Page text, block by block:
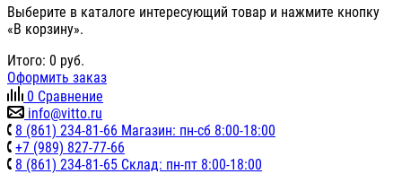
Выберите в каталоге интересующий товар и нажмите кнопку
«В корзину».
Итого: 0 руб.
Оформить заказ
0 Сравнение
info@vitto.ru
8 (861) 234-81-66 Магазин: пн-сб 8:00-18:00
+7 (989) 827-77-66
8 (861) 234-81-65 Склад: пн-пт 8:00-18:00